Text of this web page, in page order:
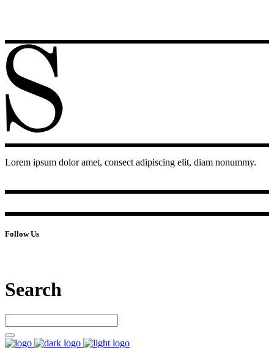
Lorem ipsum dolor amet, consect adipiscing elit, diam nonummy.
Follow Us
Search